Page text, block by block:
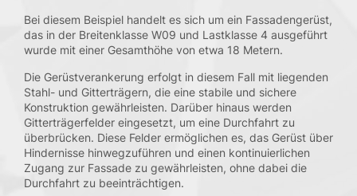
Bei diesem Beispiel handelt es sich um ein Fassadengerüst,
das in der Breitenklasse W09 und Lastklasse 4 ausgeführt
wurde mit einer Gesamthöhe von etwa 18 Metern.
Die Gerüstverankerung erfolgt in diesem Fall mit liegenden
Stahl- und Gitterträgern, die eine stabile und sichere
Konstruktion gewährleisten. Darüber hinaus werden
Gitterträgerfelder eingesetzt, um eine Durchfahrt zu
überbrücken. Diese Felder ermöglichen es, das Gerüst über
Hindernisse hinwegzuführen und einen kontinuierlichen
Zugang zur Fassade zu gewährleisten, ohne dabei die
Durchfahrt zu beeinträchtigen.